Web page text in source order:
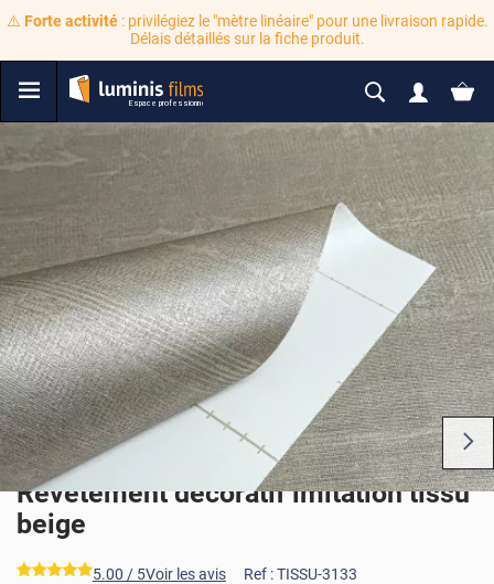
⚠️ Forte activité: privilégiez le "mètre linéaire" pour une livraison rapide.
Délais détaillés sur la fiche produit.
Revêtement décoratif imitation tissu
beige
*****
5.00 / 5Voir les avis Ref :TISSU-3133